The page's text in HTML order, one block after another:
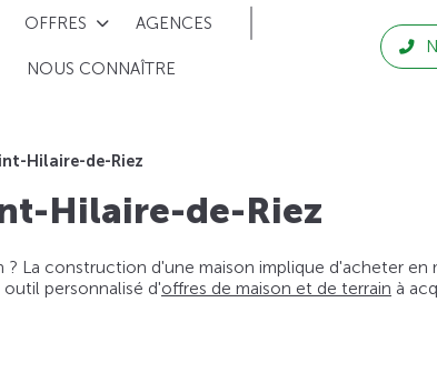
OFFRES AGENCES
NOUS CONNAÎTRE
Hilaire-de-Riez
Hilaire-de-Riez
La construction d'une maison implique d'acheter
personnalisé d'offres de maison et de terrain à